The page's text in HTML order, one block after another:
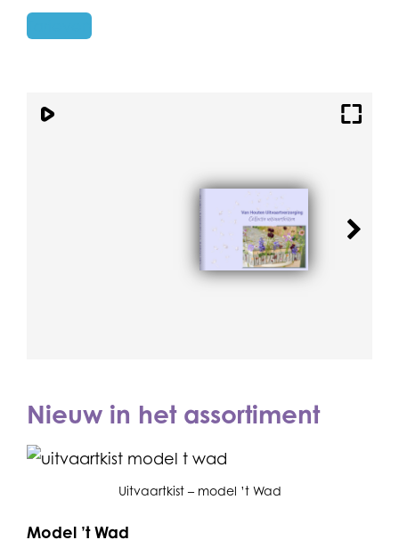
Nieuw in het assortiment
Uitvaartkist – model ’t Wad
Model ’t Wad